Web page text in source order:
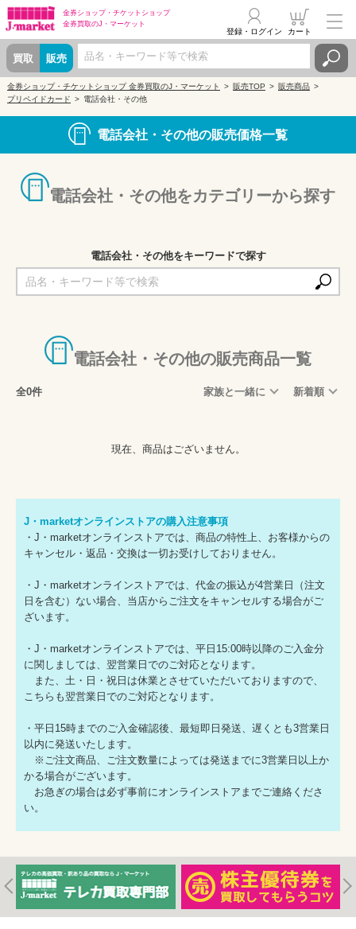
金券ショップ・ チケットショップ
金券買取のJ・マーケット
買取 販売
登録・ログイン カート
金券ショップ・チケットショップ 金券買取のJ・マーケット 販売TOP
販売商品
プリペイドカード
電話会社・その他
電話会社・その他の販売価格一覧
電話会社・その他をカテゴリーから探す
電話会社・その他をキーワードで探す
電話会社・その他の販売商品一覧
全0件 家族と一緒に 新着順
現在、商品はございません。
J・marketオンラインストアの購入注意事項
・J・marketオンラインストアでは、商品の特性上、お客様からの
キャンセル・返品・交換は一切お受けしておりません。
・J・marketオンラインストアでは、代金の振込が4営業日（注文
日を含む）ない場合、当店からご注文をキャンセルする場合がご
ざいます。
・J・marketオンラインストアでは、平日15:00時以降のご入金分
に関しましては、翌営業日でのご対応となります。
また、土・日・祝日は休業とさせていただいておりますので、
こちらも翌営業日でのご対応となります。
・平日15時までのご入金確認後、最短即日発送、遅くとも3営業日
以内に発送いたします。
※ご注文商品、ご注文数量によっては発送までに3営業日以上か
かる場合がございます。
お急ぎの場合は必ず事前にオンラインストアまでご連絡くださ
い。